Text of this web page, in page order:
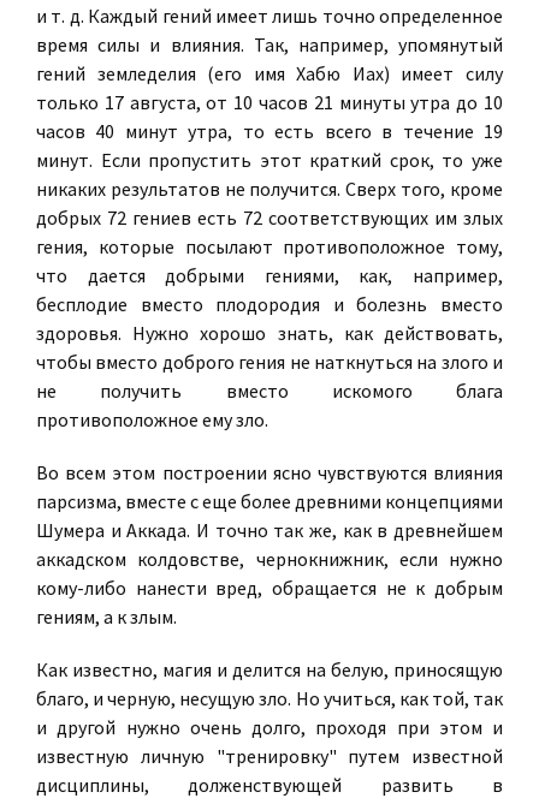
и т. д. Каждый гений имеет лишь точно определенное
время силы и влияния. Так, например, упомянутый
гений земледелия (его имя Хабю Иах) имеет силу
только 17 августа, от 10 часов 21 минуты утра до 10
часов 40 минут утра, то есть всего в течение 19
минут. Если пропустить этот краткий срок, то уже
никаких результатов не получится. Сверх того, кроме
добрых 72 гениев есть 72 соответствующих им злых
гения, которые посылают противоположное тому,
что дается добрыми гениями, как, например,
бесплодие вместо плодородия и болезнь вместо
здоровья. Нужно хорошо знать, как действовать,
чтобы вместо доброго гения не наткнуться на злого и
не получить вместо искомого блага
противоположное ему зло.
Во всем этом построении ясно чувствуются влияния
парсизма, вместе с еще более древними концепциями
Шумера и Аккада. И точно так же, как в древнейшем
аккадском колдовстве, чернокнижник, если нужно
кому-либо нанести вред, обращается не к добрым
гениям, а к злым.
Как известно, магия и делится на белую, приносящую
благо, и черную, несущую зло. Но учиться, как той, так
и другой нужно очень долго, проходя при этом и
известную личную "тренировку" путем известной
дисциплины, долженствующей развить в